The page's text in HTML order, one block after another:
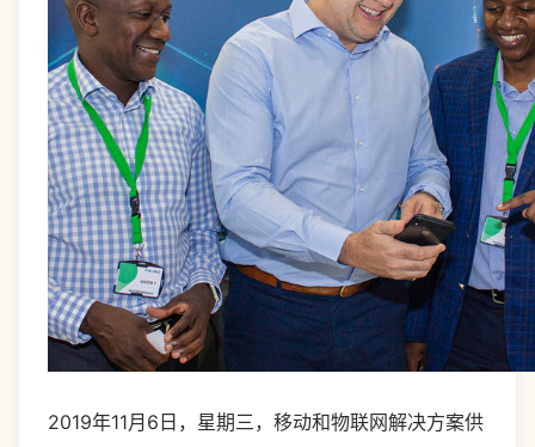
2019年11月6日，星期三，移动和物联网解决方案供